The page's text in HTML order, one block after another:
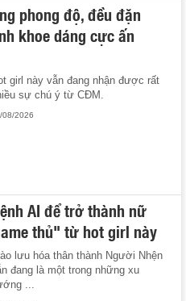
phong độ, đều đặn
khoe dáng cực ấn
girl này vẫn đang nhận được rất
sự chú ý từ CĐM.
08/2026
AI để trở thành nữ
thủ" từ hot girl này
lưu hóa thân thành Người Nhện
đang là một trong những xu
...